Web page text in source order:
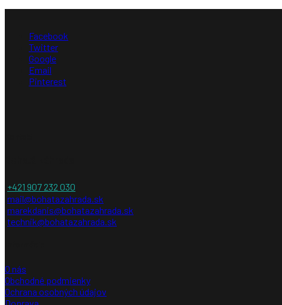
Facebook
Twitter
Google
Email
Pinterest
+421 907 232 030
mail@bohatazahrada.sk
marekdanis@bohatazahrada.sk
technik@bohatazahrada.sk
O nás
Obchodné podmienky
Ochrana osobných údajov
Doprava